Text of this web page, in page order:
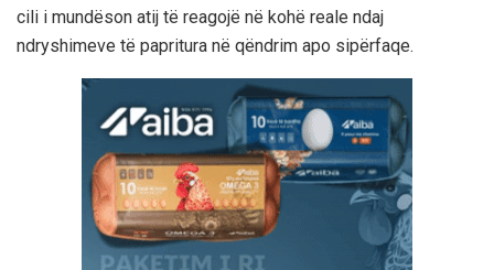
cili i mundëson atij të reagojë në kohë reale ndaj
ndryshimeve të papritura në qëndrim apo sipërfaqe.